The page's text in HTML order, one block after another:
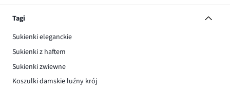
Tagi
Sukienki eleganckie
Sukienki z haftem
Sukienki zwiewne
Koszulki damskie luźny krój